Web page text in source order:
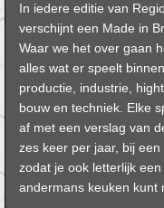
In iedere editie van
verschijnt een Made in
Waar we het over gaan
alles wat er speelt
productie, industrie,
bouw en techniek. Elke
af met een verslag van
zes keer per jaar, bij een
zodat je ook letterlijk een
andermans keuken kunt